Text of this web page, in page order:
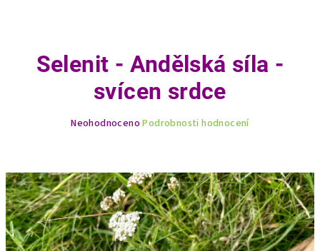
Selenit - Andělská síla -
svícen srdce
0,0
z
5
hvězdiček.
Neohodnoceno Podrobnosti hodnocení